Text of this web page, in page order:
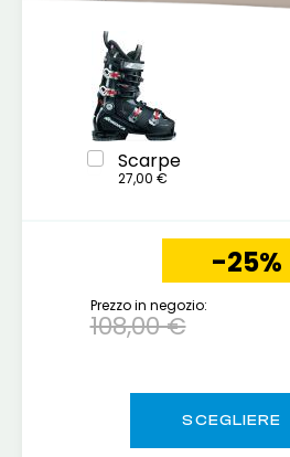
Scarpe
27,00 €
-25%
Prezzo in negozio:
108,00 €